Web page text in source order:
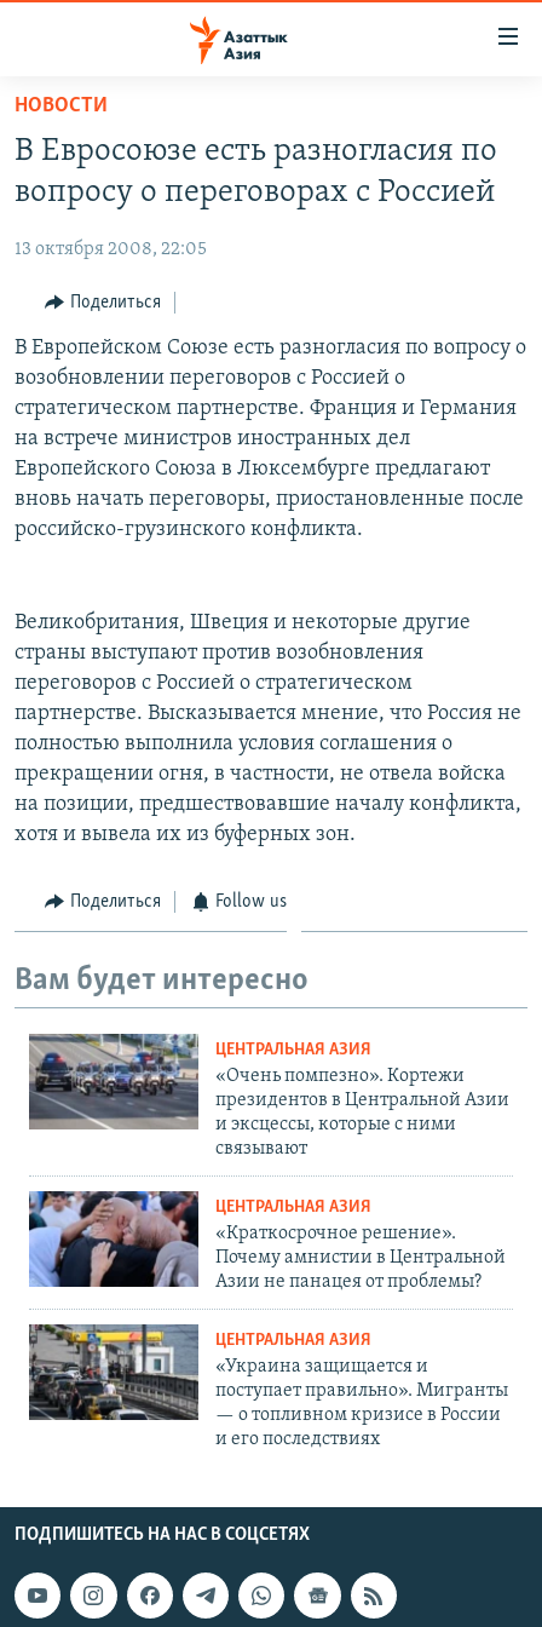
Вернуться
основному
содержанию
Вернутся
навигации
Вернутся
поиску
КАЗАХСТАН
УЗБЕКИСТАН
ТАДЖИКИСТАН
НОВОСТИ
ВОЙНА В УКРАИНЕ
НА ДРУГИХ ЯЗЫКАХ
ҚАЗАҚША
КЫРГЫЗЧА
ТОҶИКӢ
TÜRKMENÇE
Все сайты РСЕ/РС
НОВОСТИ
В Евросоюзе есть разногласия по
вопросу о переговорах с Россией
13 октября 2008, 22:05
Поделиться
В Европейском Союзе есть разногласия по вопросу о
возобновлении переговоров с Россией о
стратегическом партнерстве. Франция и Германия
на встрече министров иностранных дел
Европейского Союза в Люксембурге предлагают
вновь начать переговоры, приостановленные после
российско-грузинского конфликта.
Великобритания, Швеция и некоторые другие
страны выступают против возобновления
переговоров с Россией о стратегическом
партнерстве. Высказывается мнение, что Россия не
полностью выполнила условия соглашения о
прекращении огня, в частности, не отвела войска
на позиции, предшествовавшие началу конфликта,
хотя и вывела их из буферных зон.
Поделиться Follow us
Вам будет интересно
ЦЕНТРАЛЬНАЯ АЗИЯ
«Очень помпезно». Кортежи
президентов в Центральной Азии
и эксцессы, которые с ними
связывают
ЦЕНТРАЛЬНАЯ АЗИЯ
«Краткосрочное решение».
Почему амнистии в Центральной
Азии не панацея от проблемы?
ЦЕНТРАЛЬНАЯ АЗИЯ
«Украина защищается и
поступает правильно». Мигранты
— о топливном кризисе в России
и его последствиях
ПОДПИШИТЕСЬ НА НАС В СОЦСЕТЯХ